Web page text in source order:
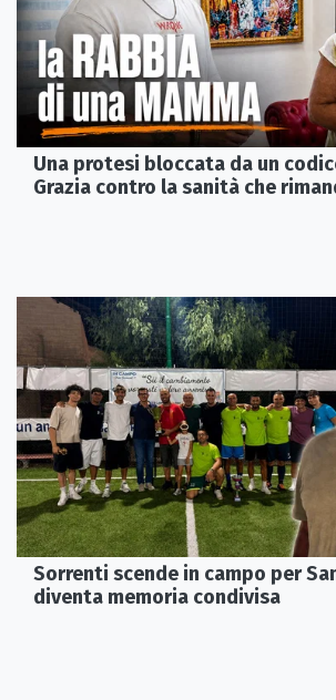
Una protesi bloccata da un
Grazia contro la sanità che
Sorrenti scende in campo per
diventa memoria condivisa